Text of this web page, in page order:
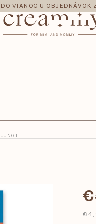
VIANOC U OBJEDNÁVOK